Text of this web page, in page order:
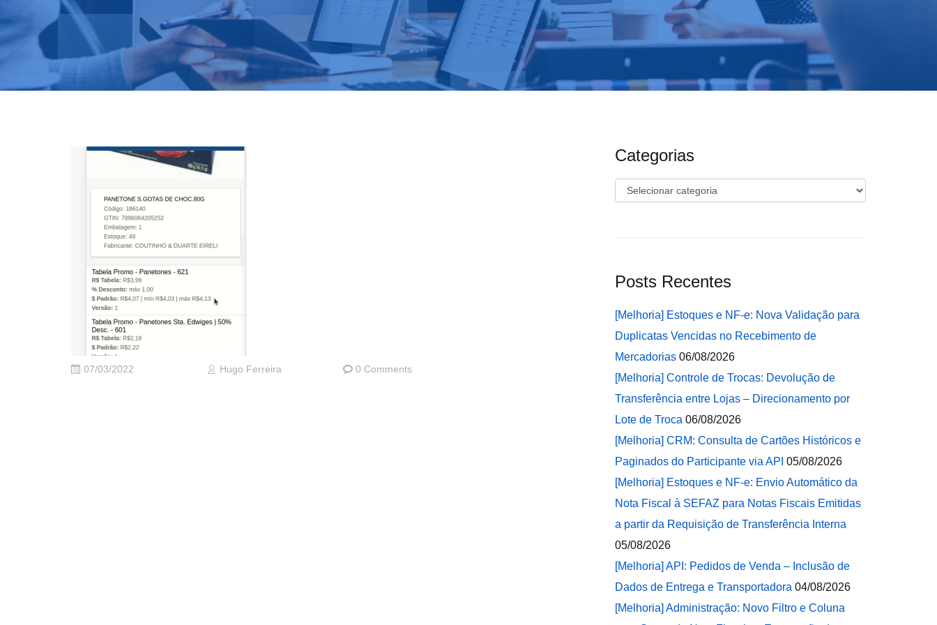
07/03/2022 Hugo Ferreira 0 Comments
Categorias
Categorias
Posts Recentes
[Melhoria] Estoques e NF-e: Nova Validação para
Duplicatas Vencidas no Recebimento de
Mercadorias 06/08/2026
[Melhoria] Controle de Trocas: Devolução de
Transferência entre Lojas – Direcionamento por
Lote de Troca 06/08/2026
[Melhoria] CRM: Consulta de Cartões Históricos e
Paginados do Participante via API 05/08/2026
[Melhoria] Estoques e NF-e: Envio Automático da
Nota Fiscal à SEFAZ para Notas Fiscais Emitidas
a partir da Requisição de Transferência Interna
05/08/2026
[Melhoria] API: Pedidos de Venda – Inclusão de
Dados de Entrega e Transportadora 04/08/2026
[Melhoria] Administração: Novo Filtro e Coluna